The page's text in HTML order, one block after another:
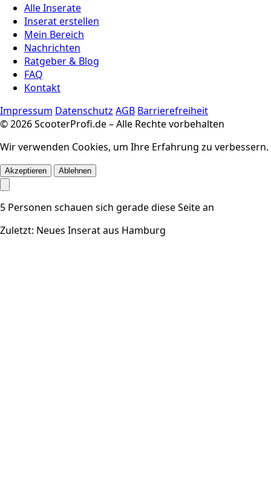
Alle Inserate
Inserat erstellen
Mein Bereich
Nachrichten
Ratgeber & Blog
FAQ
Kontakt
Impressum Datenschutz AGB Barrierefreiheit
© 2026 ScooterProfi.de – Alle Rechte vorbehalten
Wir verwenden Cookies, um Ihre Erfahrung zu verbessern.
Akzeptieren Ablehnen
5 Personen schauen sich gerade diese Seite an
Zuletzt: Neues Inserat aus Hamburg